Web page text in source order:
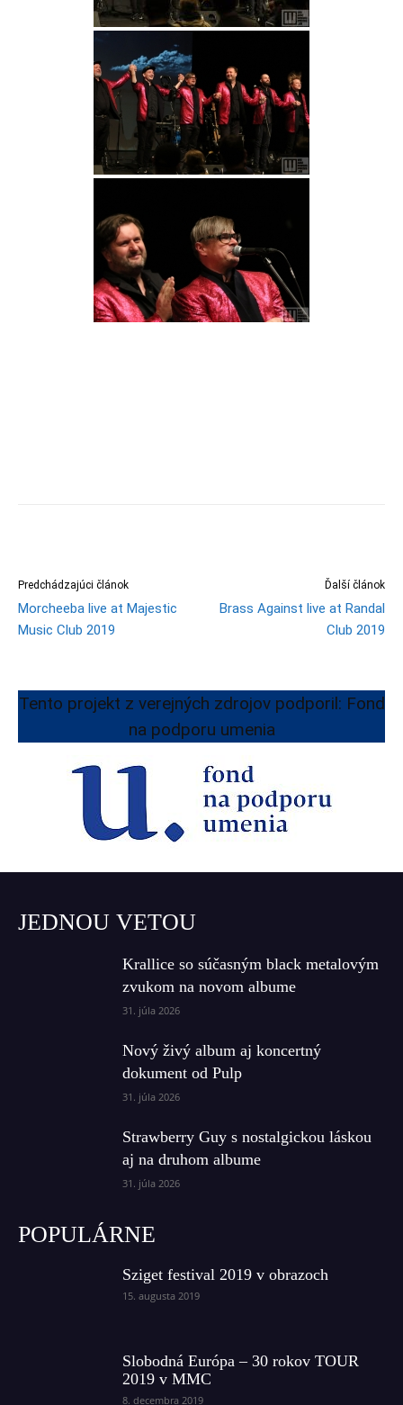
Predchádzajúci článok
Morcheeba live at Majestic
Music Club 2019
Ďalší článok
Brass Against live at Randal
Club 2019
Tento projekt z verejných zdrojov podporil: Fond
na podporu umenia
JEDNOU VETOU
Krallice so súčasným black metalovým
zvukom na novom albume
31. júla 2026
Nový živý album aj koncertný
dokument od Pulp
31. júla 2026
Strawberry Guy s nostalgickou láskou
aj na druhom albume
31. júla 2026
POPULÁRNE
Sziget festival 2019 v obrazoch
15. augusta 2019
Slobodná Európa – 30 rokov TOUR
2019 v MMC
8. decembra 2019